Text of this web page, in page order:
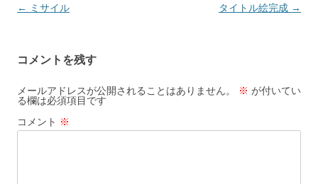
投
ビ
ゲ
ー
シ
← ミサイル タイトル絵完成 →
コメントを残す
メールアドレスが公開されることはありません。 ※ が付いてい
る欄は必須項目です
コメント ※